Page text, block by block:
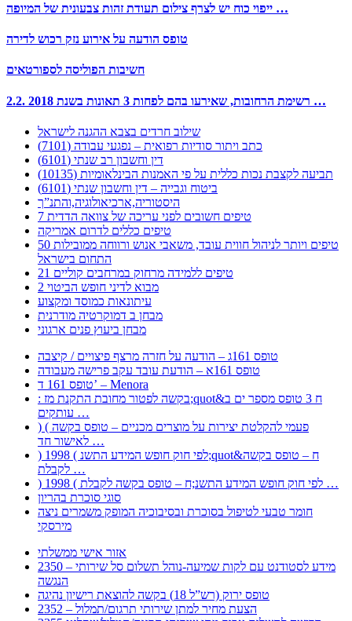
ייפוי כוח יש לצרף צילום תעודת זהות צבעונית של המיופה …
טופס הודעה על אירוע נזק רכוש לדירה
חשיבות הפוליסה לספורטאים
2.2. רשימת הרחובות, שאירעו בהם לפחות 3 תאונות בשנת 2018 …
שילוב חרדים בצבא ההגנה לישראל
כתב ויתור סודיות רפואית – נפגעי עבודה (7101)
דין וחשבון רב שנתי (6101)
תביעה לקצבת נכות כללית על פי האמנות הבינלאומיות (10135)
ביטוח וגבייה – דין וחשבון שנתי (6101)
היסטוריה,ארכיאולוגיה,והתנ”ך
7 טיפים חשובים לפני עריכה של צוואה הדדית
טיפים כללים לדרום אמריקה
50 טיפים ויותר לניהול חווית עובד, משאבי אנוש ורווחה ממובילות
התחום בישראל
21 טיפים ללמידה מרחוק במרחבים קוליים
מבוא לדיני חופש הביטוי 2
עיתונאות כמוסד ומקצוע
מבחן ב דמוקרטיה מודרנית
מבחן ביעוץ פנים ארגוני
טופס 161ג – הודעה על חזרה מרצף פיצויים / קיצבה
טופס 161א – הודעת עובד עקב פרישה מעבודה
טופס 161 ד’ – Menora
: בקשה לפטור מחובת התקנת מז;quot&ח 3 טופס מספר ים ב
עותקים …
) ( פעמי להקלטת יצירות על מוצרים מכניים – טופס בקשה
לאישור חד …
) 1998 ( לפי חוק חופש המידע התשנ;quot&ח – טופס בקשה
לקבלת …
) 1998 ( לפי חוק חופש המידע התשנ;ח – טופס בקשה לקבלת …
סוגי סוכרת בהריון
חומר טבעי לטיפול בסוכרת ובסיבוכיה המופק משמרים ניצה
מירסקי
אזור אישי ממשלתי
2350 – מידע לסטודנט עם לקות שמיעה-נוהל תשלום סל שירותי
הנגשה
טופס ירוק (רש”ל 18) בקשה להוצאת רישיון נהיגה
2352 – הצעת מחיר למתן שירותי תרגום/תמלול